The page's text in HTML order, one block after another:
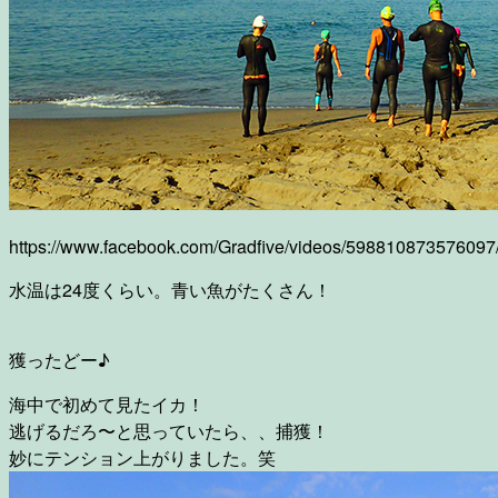
https://www.facebook.com/Gradfive/videos/
水温は24度くらい。青い魚がたくさん！
獲ったどー♪
海中で初めて見たイカ！
逃げるだろ〜と思っていたら、、捕獲！
妙にテンション上がりました。笑